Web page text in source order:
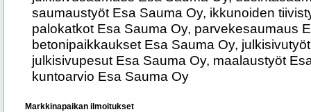
Markkinapaikan ilmoitukset